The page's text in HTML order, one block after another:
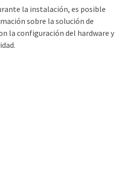
la instalación, es posible
sobre la solución de
la configuración del hardware y